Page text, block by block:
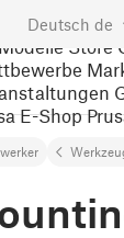
Deutsch de
Store
E-Shop